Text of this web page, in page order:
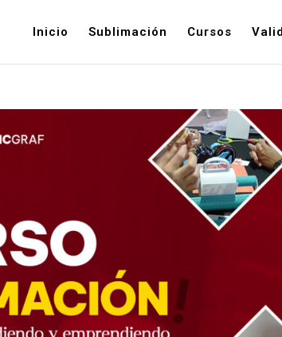
Inicio Sublimación Cursos